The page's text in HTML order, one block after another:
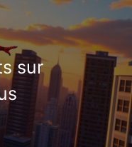
sur